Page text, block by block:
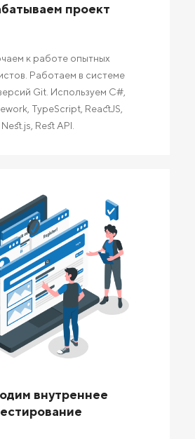
проект
к работе опытных
Работаем в системе
Git. Используем C#,
TypeScript, ReactJS,
Nest.js, Rest API.
внутреннее